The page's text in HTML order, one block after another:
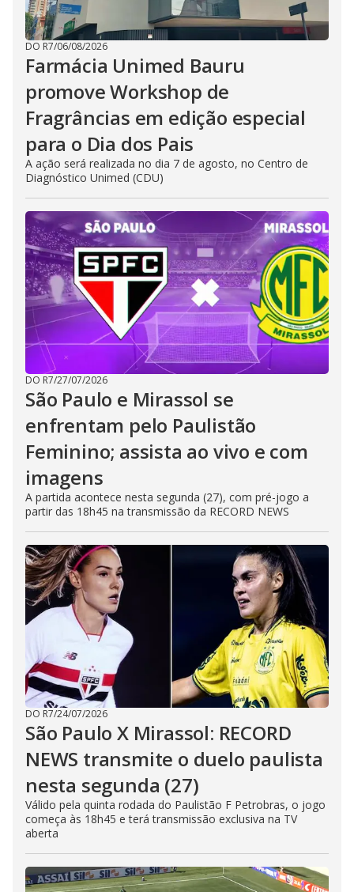
DO R7/06/08/2026
Farmácia Unimed Bauru
promove Workshop de
Fragrâncias em edição especial
para o Dia dos Pais
A ação será realizada no dia 7 de agosto, no Centro de
Diagnóstico Unimed (CDU)
DO R7/27/07/2026
São Paulo e Mirassol se
enfrentam pelo Paulistão
Feminino; assista ao vivo e com
imagens
A partida acontece nesta segunda (27), com pré-jogo a
partir das 18h45 na transmissão da RECORD NEWS
DO R7/24/07/2026
São Paulo X Mirassol: RECORD
NEWS transmite o duelo paulista
nesta segunda (27)
Válido pela quinta rodada do Paulistão F Petrobras, o jogo
começa às 18h45 e terá transmissão exclusiva na TV
aberta